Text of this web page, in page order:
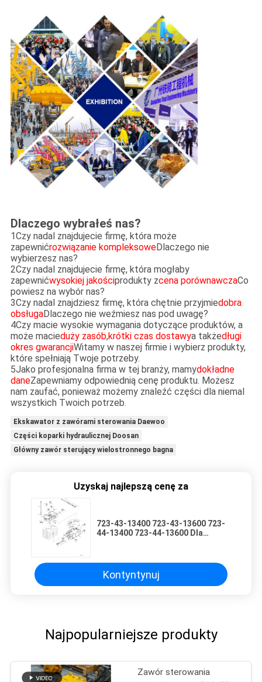
Dlaczego wybrałeś nas?
1Czy nadal znajdujecie firmę, która może
zapewnićrozwiązanie kompleksoweDlaczego nie
wybierzesz nas?
2Czy nadal znajdujecie firmę, która mogłaby
zapewnićwysokiej jakościprodukty zcena porównawczaCo
powiesz na wybór nas?
3Czy nadal znajdziesz firmę, która chętnie przyjmiedobra
obsługaDlaczego nie weźmiesz nas pod uwagę?
4Czy macie wysokie wymagania dotyczące produktów, a
może macieduży zasób,krótki czas dostawya takżedługi
okres gwarancjiWitamy w naszej firmie i wybierz produkty,
które spełniają Twoje potrzeby.
5Jako profesjonalna firma w tej branży, mamydokładne
daneZapewniamy odpowiednią cenę produktu. Możesz
nam zaufać, ponieważ możemy znaleźć części dla niemal
wszystkich Twoich potrzeb.
Ekskawator z zawórami sterowania Daewoo
Części koparki hydraulicznej Doosan
Główny zawór sterujący wielostronnego bagna
Uzyskaj najlepszą cenę za
723-43-13400 723-43-13600 723-
44-13400 723-44-13600 Dla
główny zawór sterujący Części do
maszyn budowlanych Rynek
wtórny Wysokiej jakości oryginał
Kontyntynuj
Najpopularniejsze produkty
Zawór sterowania